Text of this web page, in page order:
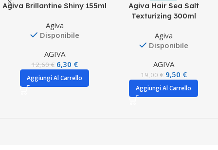
Agiva Brillantine Shiny 155ml
Agiva
Disponibile
AGIVA
12,60€ 6,30 €
Aggiungi Al Carrello
Agiva Hair Sea Salt
Texturizing 300ml
Agiva
Disponibile
AGIVA
19,00€ 9,50 €
Aggiungi Al Carrello